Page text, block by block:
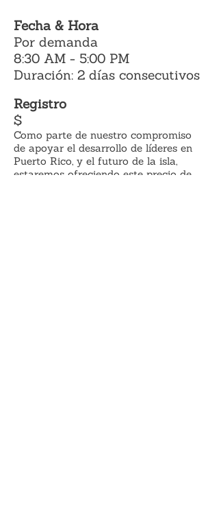
Fecha & Hora
Por demanda
8:30 AM - 5:00 PM
Duración: 2 días consecutivos
Registro
$
Como parte de nuestro compromiso
de apoyar el desarrollo de líderes en
Puerto Rico, y el futuro de la isla,
estaremos ofreciendo este precio de